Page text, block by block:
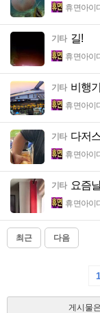
휴면아이
기타 길!
휴면아이
기타 비행
휴면아이
기타 다저
휴면아이
기타 요즘
휴면아이
최근 다음
게시물